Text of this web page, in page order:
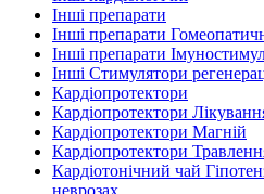
Інші препарати
Інші препарати
Інші препарати
Інші Стимулятори
Кардіопротектори
Кардіопротектори
Кардіопротектори Магній
Кардіопротектори
Кардіотонічний чай
неврозах